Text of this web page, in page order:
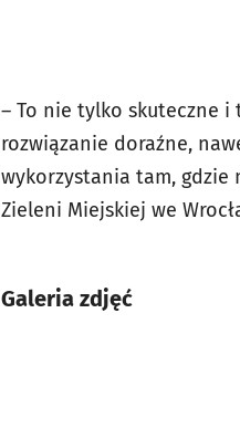
– To nie tylko skuteczne i
rozwiązanie doraźne,
wykorzystania tam, gdzie
Zieleni Miejskiej we
Galeria zdjęć